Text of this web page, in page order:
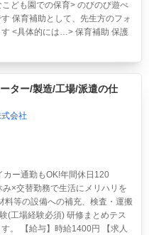
ども園での保育> のびのび遊べ
保育補助として、先生方のフォ
<具体的には…> 保育補助 保護
ター/製造/工場/派遣の仕
会社
カー通勤もOK!年間休日120
×交替勤務で生活にメリハリを
料等の設備への補充、検査・運搬
(工場経験必須) 研修まとめテス
。 【給与】時給1400円 【求人